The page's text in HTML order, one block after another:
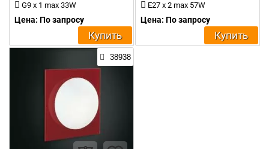
G9 x 1 max 33W
Цена: По запросу
Купить
E27 x 2 max 57W
Цена: По запросу
Купить
38938